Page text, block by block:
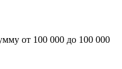
от 100 000 до 100 000